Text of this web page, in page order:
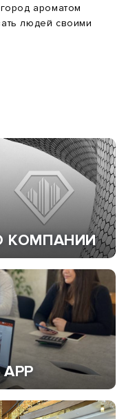
ароматом
людей своими
КОМПАНИИ